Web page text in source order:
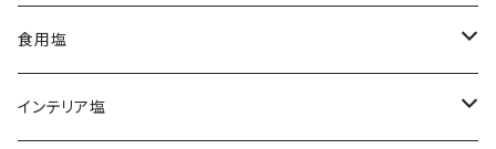
食用塩
ヒマラヤ岩塩
インテリア塩